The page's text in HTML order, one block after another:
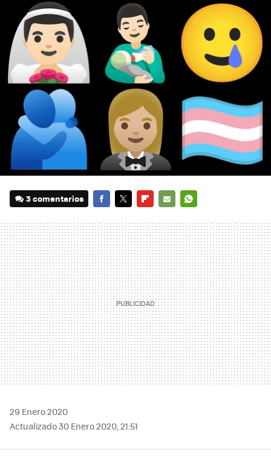
3 comentarios
MAIL
29 Enero 2020
Actualizado 30 Enero 2020, 21:51